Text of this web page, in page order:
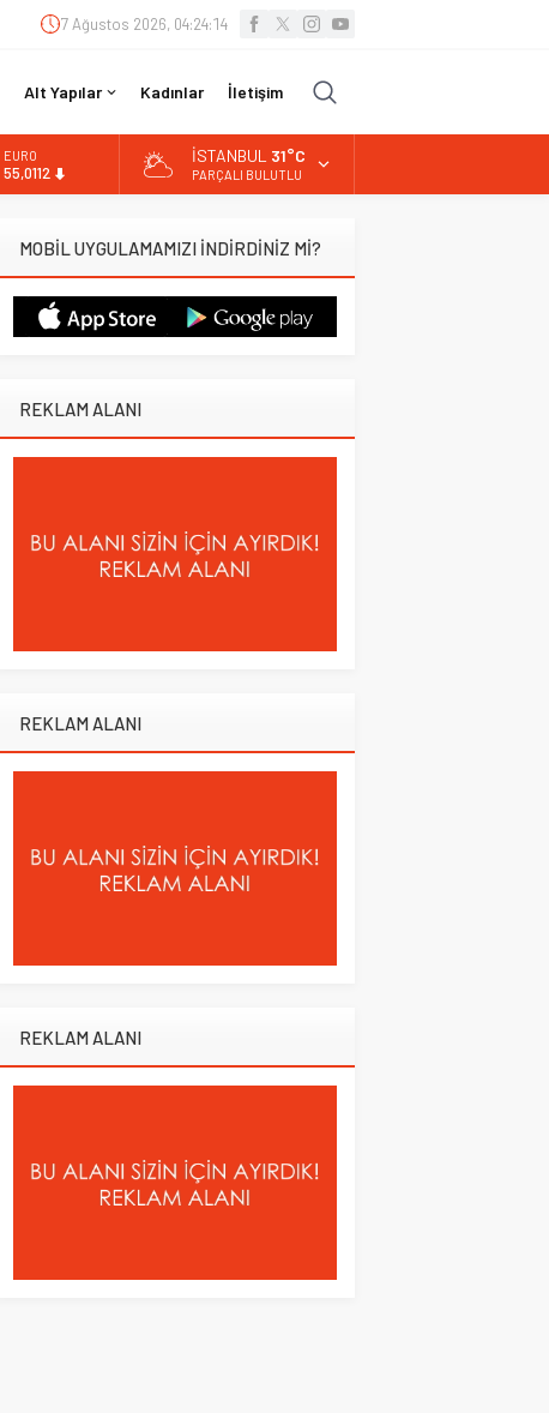
7 Ağustos 2026, 04:24:15
Alt Yapılar Kadınlar İletişim
EURO
55,0112
BİST
13.798,82
DOLAR
İSTANBUL 31°C
PARÇALI BULUTLU
MOBİL UYGULAMAMIZI İNDİRDİNİZ Mİ?
REKLAM ALANI
REKLAM ALANI
REKLAM ALANI